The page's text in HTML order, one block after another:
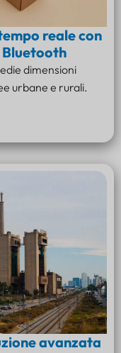
reale con
dimensioni
urbane e rurali.
avanzata